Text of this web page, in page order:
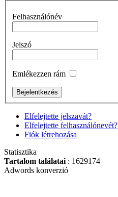
Felhasználónév
Jelszó
Emlékezzen rám
Elfelejtette jelszavát?
Elfelejtette felhasználónevét?
Fiók létrehozása
Statisztika
Tartalom találatai : 1629174
Adwords konverzió